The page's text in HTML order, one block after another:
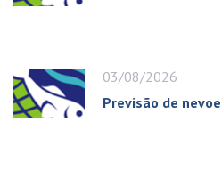
03/08/2026
Previsão de